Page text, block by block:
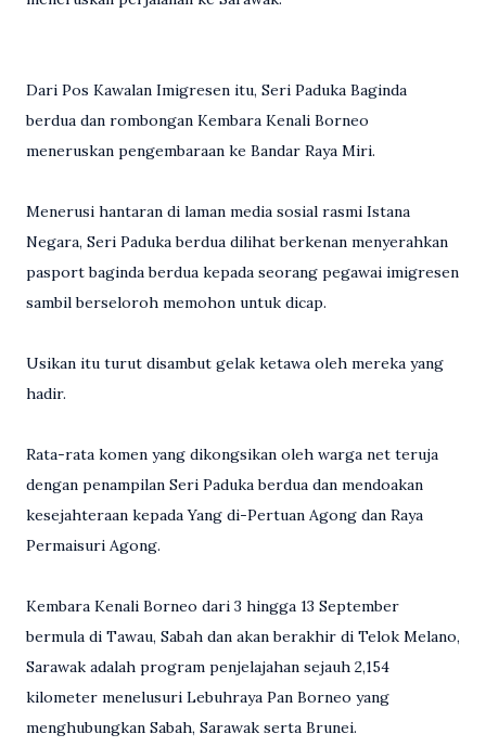
Dari Pos Kawalan Imigresen itu, Seri Paduka Baginda
berdua dan rombongan Kembara Kenali Borneo
meneruskan pengembaraan ke Bandar Raya Miri.
Menerusi hantaran di laman media sosial rasmi Istana
Negara, Seri Paduka berdua dilihat berkenan menyerahkan
pasport baginda berdua kepada seorang pegawai imigresen
sambil berseloroh memohon untuk dicap.
Usikan itu turut disambut gelak ketawa oleh mereka yang
hadir.
Rata-rata komen yang dikongsikan oleh warga net teruja
dengan penampilan Seri Paduka berdua dan mendoakan
kesejahteraan kepada Yang di-Pertuan Agong dan Raya
Permaisuri Agong.
Kembara Kenali Borneo dari 3 hingga 13 September
bermula di Tawau, Sabah dan akan berakhir di Telok Melano,
Sarawak adalah program penjelajahan sejauh 2,154
kilometer menelusuri Lebuhraya Pan Borneo yang
menghubungkan Sabah, Sarawak serta Brunei.